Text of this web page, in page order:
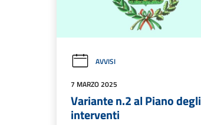
AVVISI
7 MARZO 2025
Variante n.2 al Piano degli
interventi